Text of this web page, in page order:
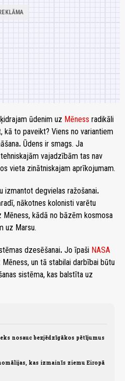
ūdenim uz Mēness radikāli
to paveikt? Viens no variantiem
. Ūdens ir smags. Ja
vajadzībām tas nav
vieta zinātniskajam aprīkojumam.
izmantot degvielas ražošanai.
nākotnes kolonisti varētu
kādā no bāzēm kosmosa
uz Marsu.
dzesēšanai. Jo īpaši NASA
un tā stabilai darbībai būtu
sistēma, kas balstīta uz
nosauc bezjēdzīgākos pētījumus
kas izmainīs ziemu Eiropā